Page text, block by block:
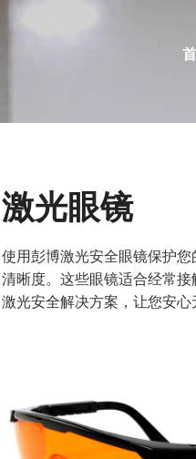
激光眼镜
使用彭博激光安全眼镜保护
清晰度。这些眼镜适合经常
激光安全解决方案，让您安心